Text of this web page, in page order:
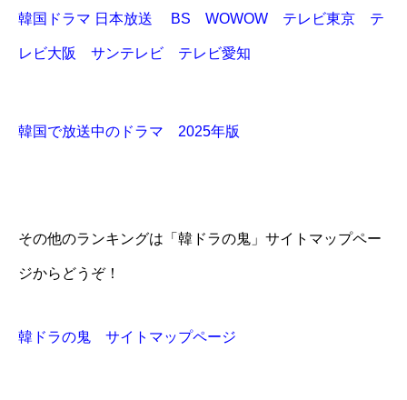
韓国ドラマ 日本放送 BS WOWOW テレビ東京 テ
レビ大阪 サンテレビ テレビ愛知
韓国で放送中のドラマ 2025年版
その他のランキングは「韓ドラの鬼」サイトマップペー
ジからどうぞ！
韓ドラの鬼 サイトマップページ